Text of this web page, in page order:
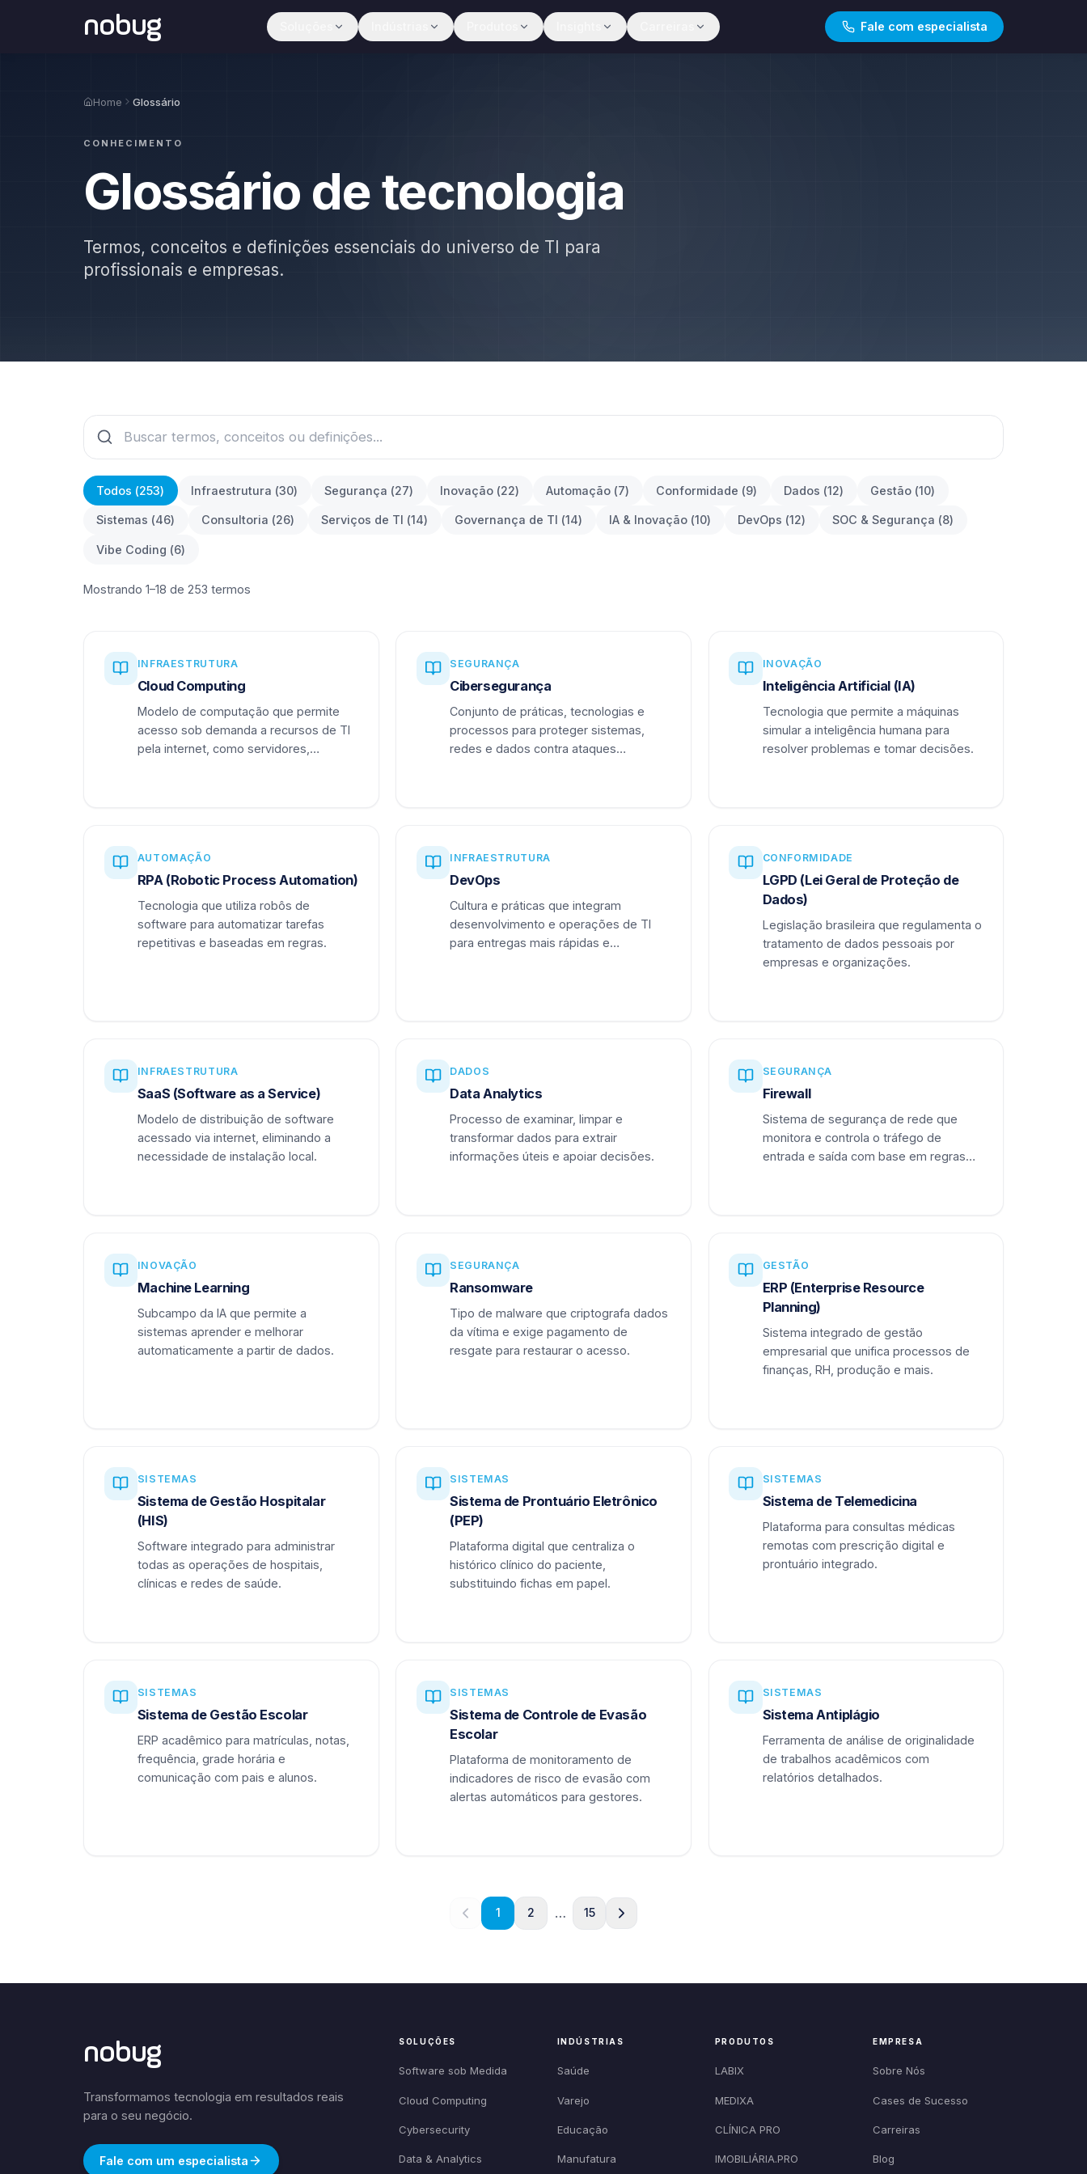
nobug Fale com especialista
Home Glossário
CONHECIMENTO
Glossário de tecnologia
Termos, conceitos e definições essenciais do universo de TI para
profissionais e empresas.
Todos (253) Infraestrutura (30) Segurança (27) Inovação (22) Automação (7) Conformidade (9) Dados (12) Gestão (10)
Sistemas (46) Consultoria (26) Serviços de TI (14) Governança de TI (14) IA & Inovação (10) DevOps (12) SOC & Segurança (8)
Vibe Coding (6)
Mostrando 1–18 de 253 termos
INFRAESTRUTURA
Cloud Computing
Modelo de computação que permite
acesso sob demanda a recursos de TI
pela internet, como servidores,
SEGURANÇA
Cibersegurança
Conjunto de práticas, tecnologias e
processos para proteger sistemas,
redes e dados contra ataques
INOVAÇÃO
Inteligência Artificial (IA)
Tecnologia que permite a máquinas
simular a inteligência humana para
resolver problemas e tomar decisões.
AUTOMAÇÃO
RPA (Robotic Process Automation)
Tecnologia que utiliza robôs de
software para automatizar tarefas
repetitivas e baseadas em regras.
INFRAESTRUTURA
DevOps
Cultura e práticas que integram
desenvolvimento e operações de TI
para entregas mais rápidas e
CONFORMIDADE
LGPD (Lei Geral de Proteção de
Dados)
Legislação brasileira que regulamenta o
tratamento de dados pessoais por
empresas e organizações.
INFRAESTRUTURA
SaaS (Software as a Service)
Modelo de distribuição de software
acessado via internet, eliminando a
necessidade de instalação local.
DADOS
Data Analytics
Processo de examinar, limpar e
transformar dados para extrair
informações úteis e apoiar decisões.
SEGURANÇA
Firewall
Sistema de segurança de rede que
monitora e controla o tráfego de
entrada e saída com base em regras
INOVAÇÃO
Machine Learning
Subcampo da IA que permite a
sistemas aprender e melhorar
automaticamente a partir de dados.
SEGURANÇA
Ransomware
Tipo de malware que criptografa dados
da vítima e exige pagamento de
resgate para restaurar o acesso.
GESTÃO
ERP (Enterprise Resource
Planning)
Sistema integrado de gestão
empresarial que unifica processos de
finanças, RH, produção e mais.
SISTEMAS
Sistema de Gestão Hospitalar
(HIS)
Software integrado para administrar
todas as operações de hospitais,
clínicas e redes de saúde.
SISTEMAS
Sistema de Prontuário Eletrônico
(PEP)
Plataforma digital que centraliza o
histórico clínico do paciente,
substituindo fichas em papel.
SISTEMAS
Sistema de Telemedicina
Plataforma para consultas médicas
remotas com prescrição digital e
prontuário integrado.
SISTEMAS
Sistema de Gestão Escolar
ERP acadêmico para matrículas, notas,
frequência, grade horária e
comunicação com pais e alunos.
SISTEMAS
Sistema de Controle de Evasão
Escolar
Plataforma de monitoramento de
indicadores de risco de evasão com
alertas automáticos para gestores.
SISTEMAS
Sistema Antiplágio
Ferramenta de análise de originalidade
de trabalhos acadêmicos com
relatórios detalhados.
1 2 … 15
nobug
Transformamos tecnologia em resultados reais
para o seu negócio.
Fale com um especialista
SOLUÇÕES
Software sob Medida
Cloud Computing
Cybersecurity
Data & Analytics
INDÚSTRIAS
Saúde
Varejo
Educação
Manufatura
PRODUTOS
LABIX
MEDIXA
CLÍNICA PRO
IMOBILIÁRIA.PRO
EMPRESA
Sobre Nós
Cases de Sucesso
Carreiras
Blog